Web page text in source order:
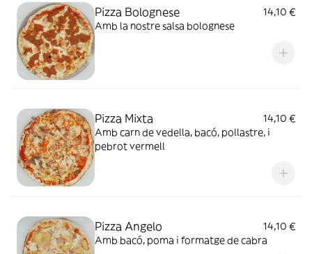
Pizza Bolognese
14,10 €
Amb la nostre salsa bolognese
Pizza Mixta
14,10 €
Amb carn de vedella, bacó, pollastre, i
pebrot vermell
Pizza Angelo
14,10 €
Amb bacó, poma i formatge de cabra